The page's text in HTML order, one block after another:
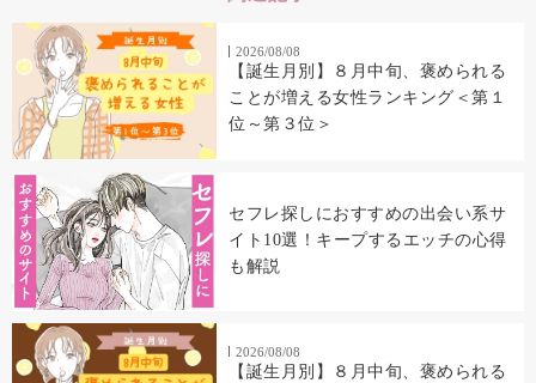
2026/08/08
【誕生月別】８月中旬、褒められる
ことが増える女性ランキング＜第１
位～第３位＞
セフレ探しにおすすめの出会い系サ
イト10選！キープするエッチの心得
も解説
2026/08/08
【誕生月別】８月中旬、褒められる